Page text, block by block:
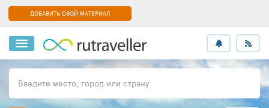
ДОБАВИТЬ СВОЙ МАТЕРИАЛ
Введите место, город или страну